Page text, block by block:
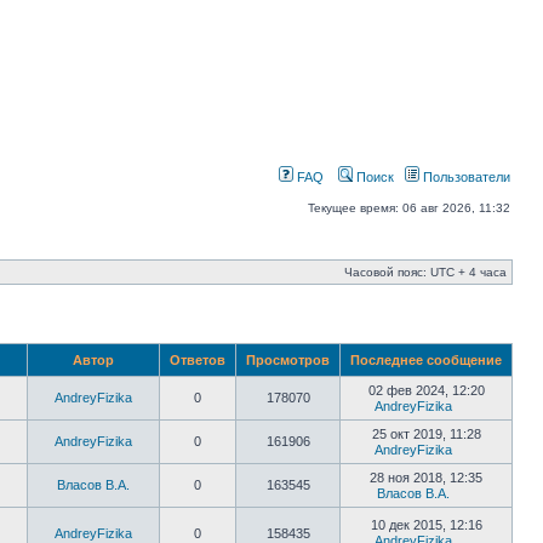
FAQ Поиск Пользователи
Текущее время: 06 авг 2026, 11:32
Часовой пояс: UTC + 4 часа
Автор Ответов Просмотров Последнее сообщение
AndreyFizika 0 178070
02 фев 2024, 12:20
AndreyFizika
AndreyFizika 0 161906
25 окт 2019, 11:28
AndreyFizika
Власов В.А. 0 163545
28 ноя 2018, 12:35
Власов В.А.
AndreyFizika 0 158435
10 дек 2015, 12:16